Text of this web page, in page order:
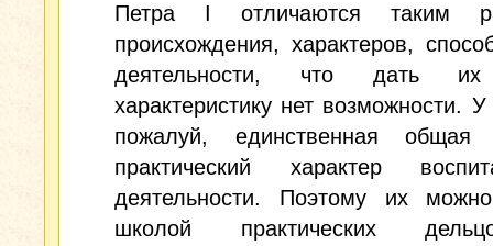
Петра I отличаются таким
происхождения, характеров,
деятельности, что дать
характеристику нет возможности.
пожалуй, единственная
практический характер
деятельности. Поэтому их
школой практических